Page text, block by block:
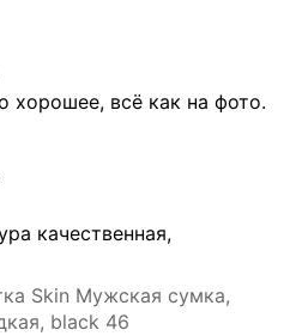
хорошее, всё как на фото.
качественная,
Skin Мужская сумка,
black 46